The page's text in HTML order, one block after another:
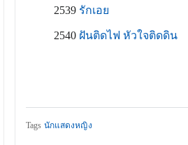
2539 รักเอย
2540 ฝันติดไฟ หัวใจติดดิน
Tags นักแสดงหญิง